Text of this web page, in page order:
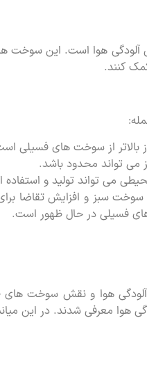
آلودگی هوا است. این سوخت
کنند.
بالاتر از سوخت های فسیلی
تواند محدود باشد.
می تواند تولید و
سوخت سبز و افزایش
فسیلی در حال ظهور است.
هوا و نقش سوخت
هوا معرفی شدند. در این